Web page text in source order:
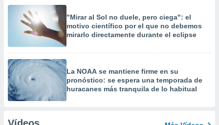
"Mirar al Sol no duele, pero ciega": el
motivo científico por el que no debemos
mirarlo directamente durante el eclipse
La NOAA se mantiene firme en su
pronóstico: se espera una temporada de
huracanes más tranquila de lo habitual